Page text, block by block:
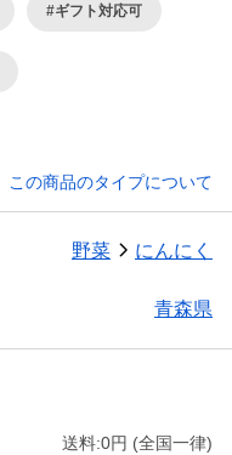
#ギフト対応可
この商品のタイプについて
野菜 にんにく
青森県
送料:0円 (全国一律)